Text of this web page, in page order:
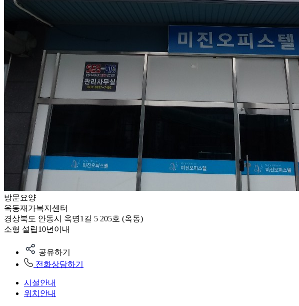
방문요양
옥동재가복지센터
경상북도 안동시 옥명1길 5 205호 (옥동)
소형 설립10년이내
공유하기
전화상담하기
시설안내
위치안내